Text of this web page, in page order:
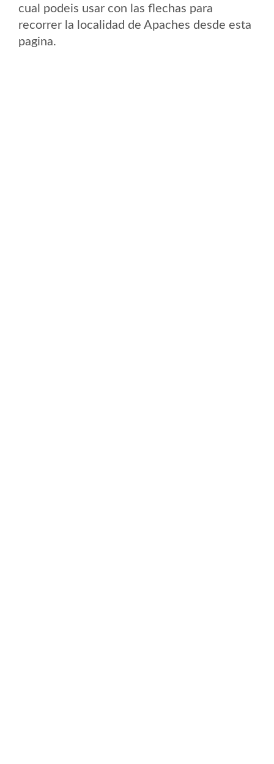
cual podeis usar con las flechas para
recorrer la localidad de Apaches desde esta
pagina.